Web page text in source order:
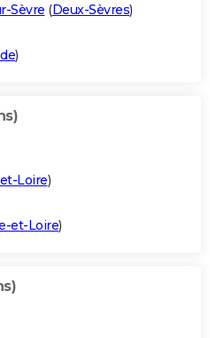
Sèvre (Deux-Sèvres)
)
Loire)
et-Loire)